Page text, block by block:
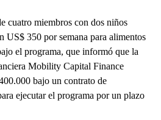
cuatro miembros con dos niños
US$ 350 por semana para alimentos
el programa, que informó que la
Mobility Capital Finance
bajo un contrato de
ejecutar el programa por un plazo